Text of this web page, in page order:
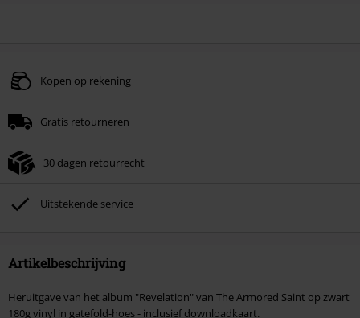
Kopen op rekening
Gratis retourneren
30 dagen retourrecht
Uitstekende service
Artikelbeschrijving
Heruitgave van het album "Revelation" van The Armored Saint op zwart
180g vinyl in gatefold-hoes - inclusief downloadkaart.